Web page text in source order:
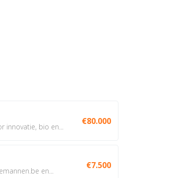
bio en...
€80.000
en...
€7.500